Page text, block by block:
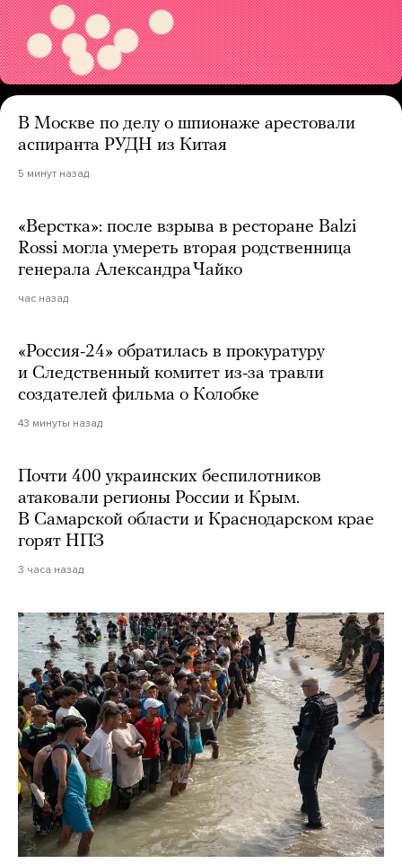
В Москве по делу о шпионаже арестовали
аспиранта РУДН из Китая
5 минут назад
«Верстка»: после взрыва в ресторане Balzi
Rossi могла умереть вторая родственница
генерала Александра Чайко
час назад
«Россия-24» обратилась в прокуратуру
и Следственный комитет из-за травли
создателей фильма о Колобке
43 минуты назад
Почти 400 украинских беспилотников
атаковали регионы России и Крым.
В Самарской области и Краснодарском крае
горят НПЗ
3 часа назад